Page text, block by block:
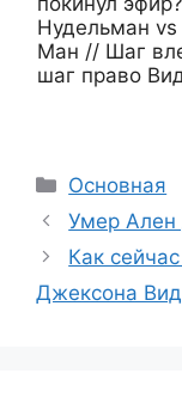
Нудельман
Ман // Шаг
шаг право
Рубрики
Основная
Умер Ален
Как
Джексона